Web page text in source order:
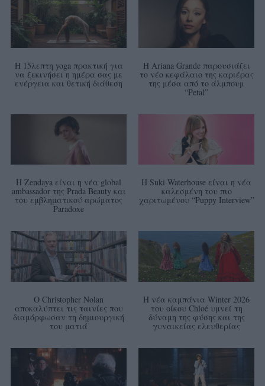
Η 15λεπτη yoga πρακτική για
να ξεκινήσει η ημέρα σας με
ενέργεια και θετική διάθεση
Η Ariana Grande παρουσιάζει
το νέο κεφάλαιο της καριέρας
της μέσα από το άλμπουμ
“Petal”
Η Zendaya είναι η νέα global
ambassador της Prada Beauty και
του εμβληματικού αρώματος
Paradoxe
Η Suki Waterhouse είναι η νέα
καλεσμένη του πιο
χαριτωμένου “Puppy Interview”
Ο Christopher Nolan
αποκαλύπτει τις ταινίες που
διαμόρφωσαν τη δημιουργική
του ματιά
Η νέα καμπάνια Winter 2026
του οίκου Chloé υμνεί τη
δύναμη της φύσης και της
γυναικείας ελευθερίας